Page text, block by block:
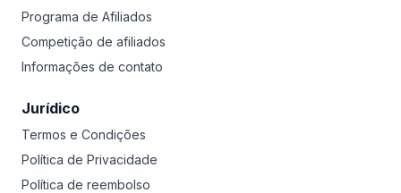
Programa de Afiliados
Competição de afiliados
Informações de contato
Jurídico
Termos e Condições
Política de Privacidade
Política de reembolso